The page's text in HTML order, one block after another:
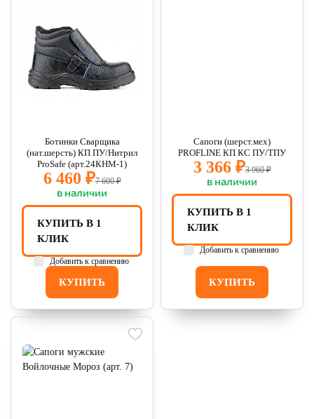
Ботинки Сварщика
(нат.шерсть) КП ПУ/Нитрил
ProSafe (арт.24КНМ-1)
6 460 ₽7 600 ₽
в наличии
КУПИТЬ
КУПИТЬ В 1
КЛИК
Добавить к сравнению
Сапоги (шерст.мех)
PROFLINE КП КС ПУ/ТПУ
3 366 ₽3 960 ₽
в наличии
КУПИТЬ
КУПИТЬ В 1
КЛИК
Добавить к сравнению